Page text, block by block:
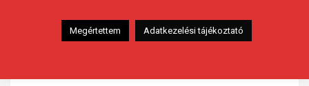
Halfaj: Bodorka
Fogott hal adatai: 0,45 kg
Megértettem Adatkezelési tájékoztató